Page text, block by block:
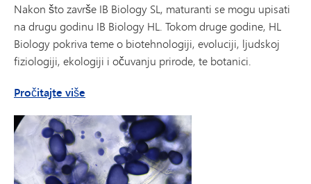
Nakon što završe IB Biology SL, maturanti se mogu upisati
na drugu godinu IB Biology HL. Tokom druge godine, HL
Biology pokriva teme o biotehnologiji, evoluciji, ljudskoj
fiziologiji, ekologiji i očuvanju prirode, te botanici.
Pročitajte više